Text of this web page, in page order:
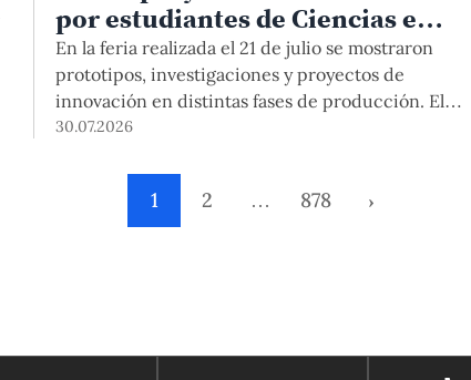
por estudiantes de Ciencias e
Ingeniería PUCP orientados a
atender necesidades del país
En la feria realizada el 21 de julio se mostraron
prototipos, investigaciones y proyectos de
innovación en distintas fases de producción. El
encuentro mostró cómo el conocimiento
concretos del Perú en salud, robótica,
inteligencia artificial, sostenibilidad y sectores
productivos.
30.07.2026
1 2 … 878 ›